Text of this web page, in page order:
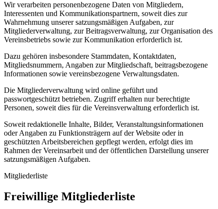
Wir verarbeiten personenbezogene Daten von Mitgliedern,
Interessenten und Kommunikationspartnern, soweit dies zur
Wahrnehmung unserer satzungsmäßigen Aufgaben, zur
Mitgliederverwaltung, zur Beitragsverwaltung, zur Organisation des
Vereinsbetriebs sowie zur Kommunikation erforderlich ist.
Dazu gehören insbesondere Stammdaten, Kontaktdaten,
Mitgliedsnummern, Angaben zur Mitgliedschaft, beitragsbezogene
Informationen sowie vereinsbezogene Verwaltungsdaten.
Die Mitgliederverwaltung wird online geführt und
passwortgeschützt betrieben. Zugriff erhalten nur berechtigte
Personen, soweit dies für die Vereinsverwaltung erforderlich ist.
Soweit redaktionelle Inhalte, Bilder, Veranstaltungsinformationen
oder Angaben zu Funktionsträgern auf der Website oder in
geschützten Arbeitsbereichen gepflegt werden, erfolgt dies im
Rahmen der Vereinsarbeit und der öffentlichen Darstellung unserer
satzungsmäßigen Aufgaben.
Mitgliederliste
Freiwillige Mitgliederliste